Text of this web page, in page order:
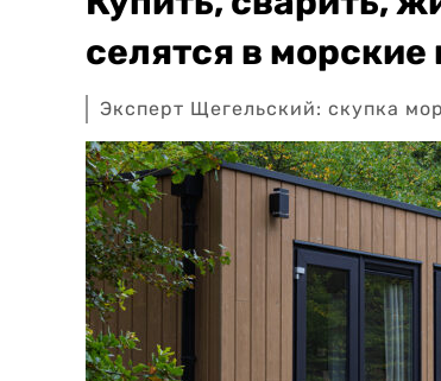
селятся в
Эксперт Щегельский: скупка